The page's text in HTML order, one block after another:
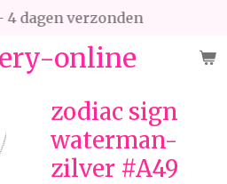
online
4 dagen verzonden
zodiac sign
waterman-
zilver #A49